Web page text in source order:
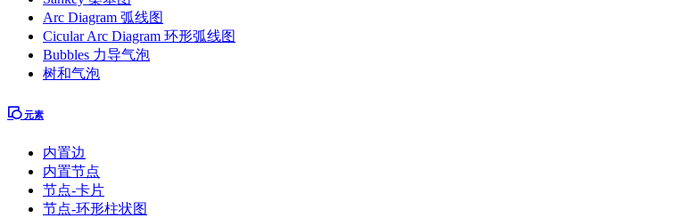
Arc Diagram 弧线图
Cicular Arc Diagram 环形弧线图
Bubbles 力导气泡
树和气泡
元素
内置边
内置节点
节点-卡片
节点-环形柱状图